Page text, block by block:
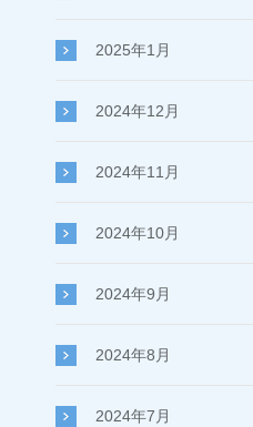
2025年1月
2024年12月
2024年11月
2024年10月
2024年9月
2024年8月
2024年7月